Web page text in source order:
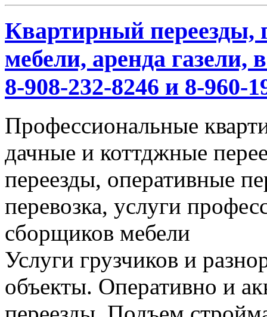
Квартирный переезды,
мебели, аренда газели,
8-908-232-8246 и 8-960-
Профессиональные
дачные и коттджные
переезды, оперативные
перевозка, услуги
сборщиков мебели
Услуги грузчиков и
объекты. Оперативно и